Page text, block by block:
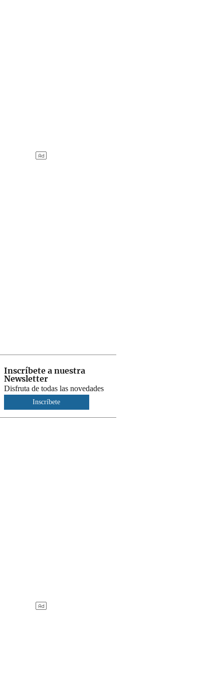
Inscríbete a nuestra
Newsletter
Disfruta de todas las novedades
Inscríbete